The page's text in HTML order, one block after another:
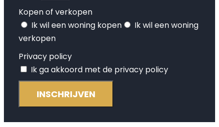
Kopen of verkopen
Ik wil een woning kopen
Ik wil een woning
verkopen
Privacy policy
Ik ga akkoord met de privacy policy
INSCHRIJVEN